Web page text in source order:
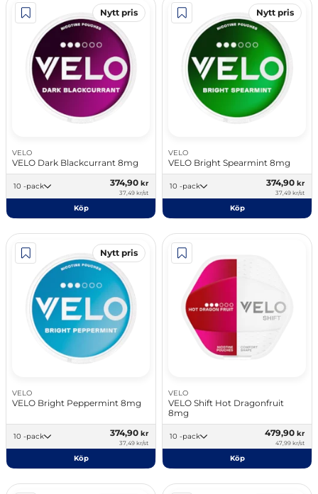
Nytt pris
VELO
VELO Dark Blackcurrant 8mg
10 -pack 374,90 kr
37,49 kr/st
Köp
Nytt pris
VELO
VELO Bright Spearmint 8mg
10 -pack 374,90 kr
37,49 kr/st
Köp
Nytt pris
VELO
VELO Bright Peppermint 8mg
10 -pack 374,90 kr
37,49 kr/st
Köp
VELO
VELO Shift Hot Dragonfruit
8mg
10 -pack 479,90 kr
47,99 kr/st
Köp